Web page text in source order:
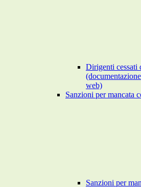
Dirigenti cessati
web)
Sanzioni per mancata
Sanzioni per